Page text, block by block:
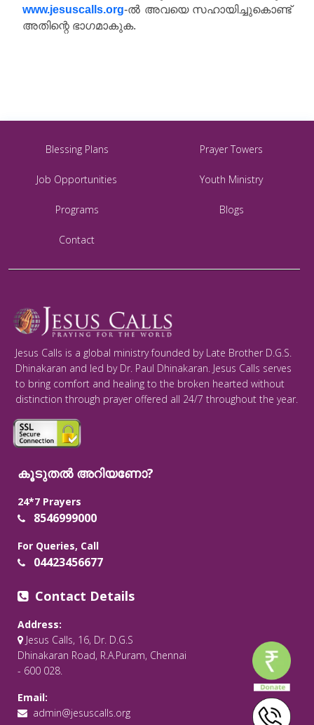
www.jesuscalls.org-ൽ അവയെ സഹായിച്ചുകൊണ്ട്
അതിന്റെ ഭാഗമാകുക.
Blessing Plans Prayer Towers
Job Opportunities Youth Ministry
Programs Blogs
Contact
Jesus Calls is a global ministry founded by Late Brother D.G.S.
Dhinakaran and led by Dr. Paul Dhinakaran. Jesus Calls serves
to bring comfort and healing to the broken hearted without
distinction through prayer offered all 24/7 throughout the year.
കൂടുതൽ അറിയണോ?
24*7 Prayers
8546999000
For Queries, Call
04423456677
Contact Details
Address:
Jesus Calls, 16, Dr. D.G.S
Dhinakaran Road, R.A.Puram, Chennai
- 600 028.
Email:
admin@jesuscalls.org